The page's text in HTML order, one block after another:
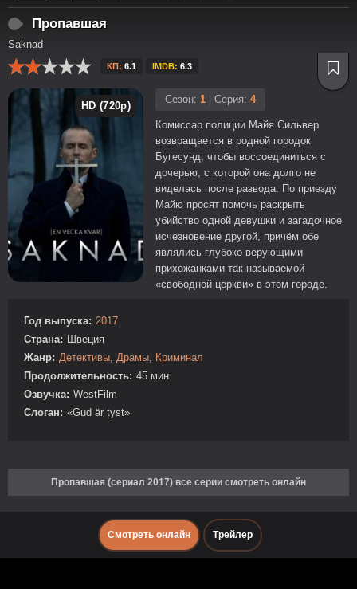
Пропавшая
Saknad
КП: 6.1 IMDB: 6.3
HD (720p)
Сезон: 1 Серия: 4
Комиссар полиции Майя Сильвер
возвращается в родной городок
Бугесунд, чтобы воссоединиться с
дочерью, с которой она долго не
виделась после развода. По приезду
Майю просят помочь раскрыть
убийство одной девушки и загадочное
исчезновение другой, причём обе
являлись глубоко верующими
прихожанками так называемой
«свободной церкви» в этом городе.
Год выпуска: 2017
Страна: Швеция
Жанр: Детективы, Драмы, Криминал
Продолжительность: 45 мин
Озвучка: WestFilm
Слоган: «Gud är tyst»
Пропавшая (сериал 2017) все серии смотреть онлайн
Смотреть онлайн Трейлер